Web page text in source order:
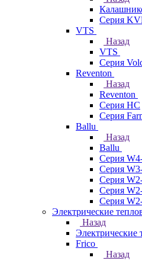
Серия
VTS
Назад
VTS
Серия
Reventon
Назад
Reventon
Серия HC
Серия
Ballu
Назад
Ballu
Серия
Серия
Серия
Серия
Серия
Электрические
Назад
Электрические
Frico
Назад